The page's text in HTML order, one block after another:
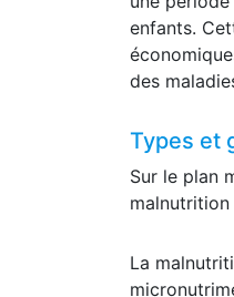
enfants.
des
Types et
Sur le plan
La